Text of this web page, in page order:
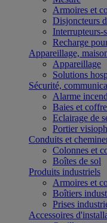
Armoires et
Disjoncteurs
Interrupteurs-
Recharge
Appareillage,
Appareillage
Solutions
Sécurité,
Alarme
Baies et
Eclairage de
Portier
Conduits et
Colonnes et
Boîtes de sol
Produits industriels
Armoires et
Boîtiers
Prises
Accessoires